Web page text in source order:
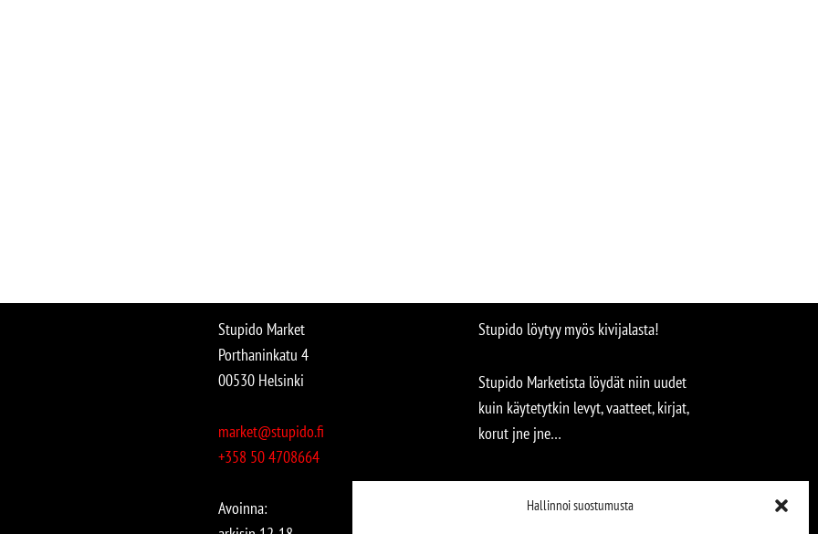
Hallinnoi suostumusta
Stupido Market
Porthaninkatu 4
00530 Helsinki
market@stupido.fi
+358 50 4708664
Avoinna:
Stupido löytyy myös kivijalasta!
Stupido Marketista löydät niin uudet
kuin käytetytkin levyt, vaatteet, kirjat,
korut jne jne…